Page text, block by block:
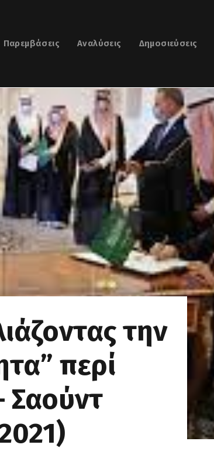
Παρεμβάσεις Αναλύσεις Δημοσιεύσεις
την
περί
Σαούντ